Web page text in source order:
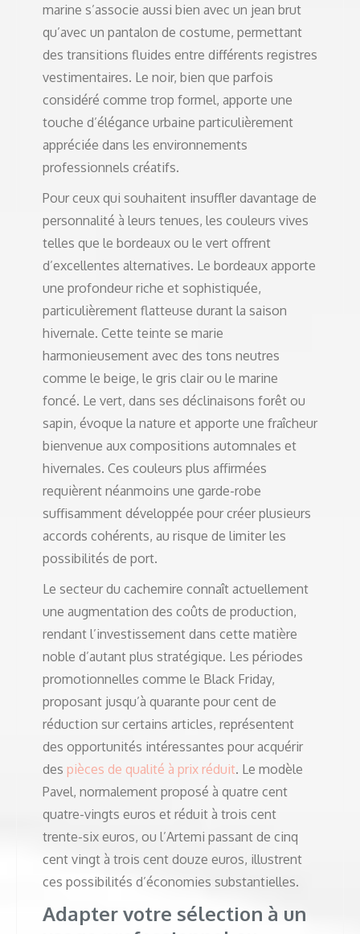
marine s’associe aussi bien avec un jean brut
qu’avec un pantalon de costume, permettant
des transitions fluides entre différents registres
vestimentaires. Le noir, bien que parfois
considéré comme trop formel, apporte une
touche d’élégance urbaine particulièrement
appréciée dans les environnements
professionnels créatifs.
Pour ceux qui souhaitent insuffler davantage de
personnalité à leurs tenues, les couleurs vives
telles que le bordeaux ou le vert offrent
d’excellentes alternatives. Le bordeaux apporte
une profondeur riche et sophistiquée,
particulièrement flatteuse durant la saison
hivernale. Cette teinte se marie
harmonieusement avec des tons neutres
comme le beige, le gris clair ou le marine
foncé. Le vert, dans ses déclinaisons forêt ou
sapin, évoque la nature et apporte une fraîcheur
bienvenue aux compositions automnales et
hivernales. Ces couleurs plus affirmées
requièrent néanmoins une garde-robe
suffisamment développée pour créer plusieurs
accords cohérents, au risque de limiter les
possibilités de port.
Le secteur du cachemire connaît actuellement
une augmentation des coûts de production,
rendant l’investissement dans cette matière
noble d’autant plus stratégique. Les périodes
promotionnelles comme le Black Friday,
proposant jusqu’à quarante pour cent de
réduction sur certains articles, représentent
des opportunités intéressantes pour acquérir
des pièces de qualité à prix réduit. Le modèle
Pavel, normalement proposé à quatre cent
quatre-vingts euros et réduit à trois cent
trente-six euros, ou l’Artemi passant de cinq
cent vingt à trois cent douze euros, illustrent
ces possibilités d’économies substantielles.
Adapter votre sélection à un